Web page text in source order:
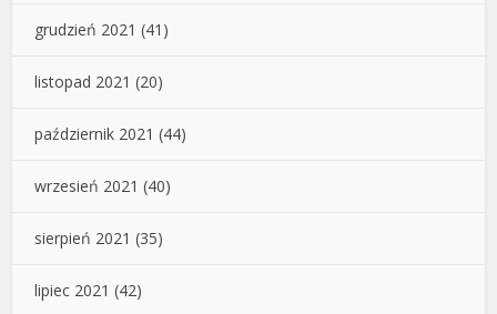
grudzień 2021 (41)
listopad 2021 (20)
październik 2021 (44)
wrzesień 2021 (40)
sierpień 2021 (35)
lipiec 2021 (42)